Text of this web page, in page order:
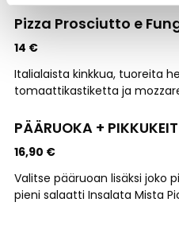
Pizza Prosciutto e
14 €
Italialaista kinkkua, tuoreita
tomaattikastiketta ja
PÄÄRUOKA +
16,90 €
Valitse pääruoan lisäksi joko
pieni salaatti Insalata Mista